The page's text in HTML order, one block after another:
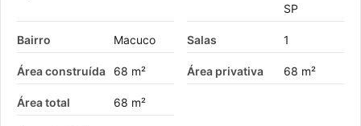
SP
Bairro Macuco Salas 1
Área construída 68 m² Área privativa 68 m²
Área total 68 m²